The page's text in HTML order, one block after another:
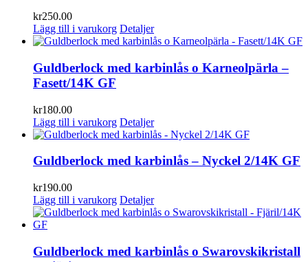
kr250.00
Lägg till i varukorg Detaljer
Guldberlock med karbinlås o Karneolpärla –
Fasett/14K GF
kr180.00
Lägg till i varukorg Detaljer
Guldberlock med karbinlås – Nyckel 2/14K GF
kr190.00
Lägg till i varukorg Detaljer
Guldberlock med karbinlås o Swarovskikristall